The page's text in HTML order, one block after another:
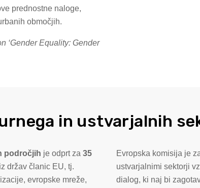
prednostne naloge,
območjih.
‘Gender Equality: Gender
in ustvarjalnih
področjih je odprt za 35
držav članic EU, tj.
evropske mreže,
Evropska komisija je
ustvarjalnimi sektorji
dialog, ki naj bi